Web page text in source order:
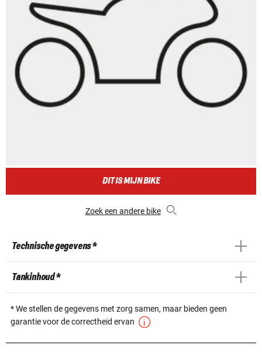
DIT IS MIJN BIKE
Zoek een andere bike
Technische gegevens *
Tankinhoud *
* We stellen de gegevens met zorg samen, maar bieden geen
garantie voor de correctheid ervan